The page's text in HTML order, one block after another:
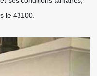
le 43100.